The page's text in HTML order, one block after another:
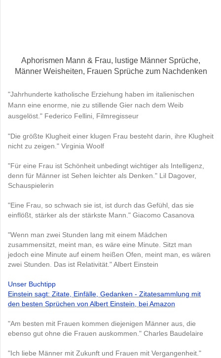
Aphorismen Mann & Frau, lustige Männer Sprüche,
Männer Weisheiten, Frauen Sprüche zum Nachdenken
"Jahrhunderte katholische Erziehung haben im italienischen
Mann eine enorme, nie zu stillende Gier nach dem Weib
ausgelöst." Federico Fellini, Filmregisseur
"Die größte Klugheit einer klugen Frau besteht darin, ihre Klugheit
nicht zu zeigen." Virginia Woolf
"Für eine Frau ist Schönheit unbedingt wichtiger als Intelligenz,
denn für Männer ist Sehen leichter als Denken." Lil Dagover,
Schauspielerin
"Eine Frau, so schwach sie ist, ist durch das Gefühl, das sie
einflößt, stärker als der stärkste Mann." Giacomo Casanova
"Wenn man zwei Stunden lang mit einem Mädchen
zusammensitzt, meint man, es wäre eine Minute. Sitzt man
jedoch eine Minute auf einem heißen Ofen, meint man, es wären
zwei Stunden. Das ist Relativität." Albert Einstein
Unser Buchtipp
Einstein sagt: Zitate, Einfälle, Gedanken - Zitatesammlung mit
den besten Sprüchen von Albert Einstein,
bei Amazon
"Am besten mit Frauen kommen diejenigen Männer aus, die
ebenso gut ohne die Frauen auskommen." Charles Baudelaire
"Ich liebe Männer mit Zukunft und Frauen mit Vergangenheit."